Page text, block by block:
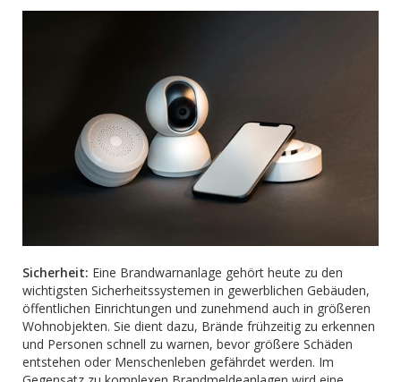
Sicherheit: Eine Brandwarnanlage gehört heute zu den
wichtigsten Sicherheitssystemen in gewerblichen Gebäuden,
öffentlichen Einrichtungen und zunehmend auch in größeren
Wohnobjekten. Sie dient dazu, Brände frühzeitig zu erkennen
und Personen schnell zu warnen, bevor größere Schäden
entstehen oder Menschenleben gefährdet werden. Im